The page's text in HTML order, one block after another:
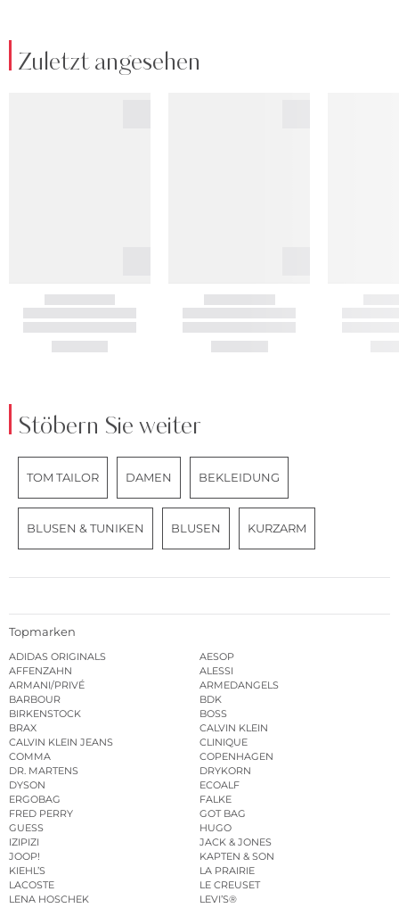
Zuletzt angesehen
Stöbern Sie weiter
TOM TAILOR DAMEN BEKLEIDUNG
BLUSEN & TUNIKEN BLUSEN KURZARM
Topmarken
ADIDAS ORIGINALS
AESOP
AFFENZAHN
ALESSI
ARMANI/PRIVÉ
ARMEDANGELS
BARBOUR
BDK
BIRKENSTOCK
BOSS
BRAX
CALVIN KLEIN
CALVIN KLEIN JEANS
CLINIQUE
COMMA
COPENHAGEN
DR. MARTENS
DRYKORN
DYSON
ECOALF
ERGOBAG
FALKE
FRED PERRY
GOT BAG
GUESS
HUGO
IZIPIZI
JACK & JONES
JOOP!
KAPTEN & SON
KIEHL’S
LA PRAIRIE
LACOSTE
LE CREUSET
LENA HOSCHEK
LEVI’S®